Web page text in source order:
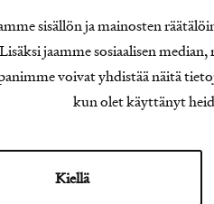
sisällön ja mainosten
jaamme sosiaalisen
voivat yhdistää näitä
kun olet käyttänyt
Kiellä